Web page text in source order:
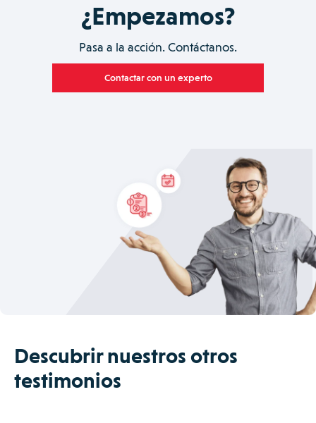
¿Empezamos?
Pasa a la acción. Contáctanos.
Contactar con un experto
Descubrir nuestros otros
testimonios